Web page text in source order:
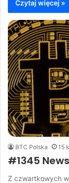
Czytaj więcej »
BTC Polska 15
#1345
Z czwartkowych